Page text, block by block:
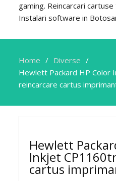
gaming. Reincarcari
Instalari software in
Home
Diverse
Hewlett Packard HP Color
reincarcare cartus
Hewlett
Inkjet
cartus